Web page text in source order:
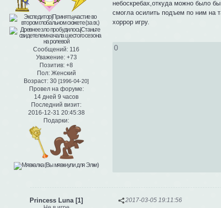
Сообщений: 116
Уважение: +73
Позитив: +8
Пол:Женский
Возраст: 30 [1996-04-20]
Провел на форуме:
14 дней 9 часов
Последний визит:
2016-12-31 20:45:38
Подарки:
небоскребах,откуда можно было
смогла осилить подъем по ним на
хоррор игру.
0
2017-03-05 19:11:56
Princess Luna [1]